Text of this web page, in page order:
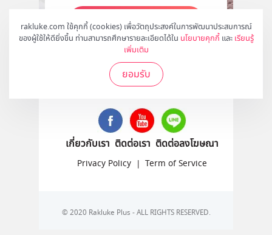
rakluke.com ใช้คุกกี้ (cookies) เพื่อวัตถุประสงค์ในการพัฒนาประสบการณ์
ของผู้ใช้ให้ดียิ่งขึ้น ท่านสามารถศึกษารายละเอียดได้ใน นโยบายคุกกี้ และ เรียนรู้
เพิ่มเติม
ยอมรับ
สมัคร
ติดตามเราได้ที่
เกี่ยวกับเรา ติดต่อเรา ติดต่อลงโฆษณา
Privacy Policy | Term of Service
© 2020 Rakluke Plus - ALL RIGHTS RESERVED.